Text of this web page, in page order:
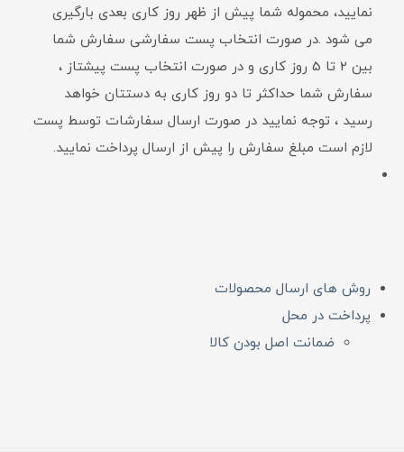
نمایید، محموله شما پیش از ظهر روز کاری بعدی بارگیری
می شود .در صورت انتخاب پست سفارشی سفارش شما
بین 2 تا 5 روز کاری و در صورت انتخاب پست پیشتاز ،
سفارش شما حداکثر تا دو روز کاری به دستتان خواهد
رسید ، توجه نمایید در صورت ارسال سفارشات توسط پست
لازم است مبلغ سفارش را پیش از ارسال پرداخت نمایید.
روش های ارسال محصولات
پرداخت در محل
ضمانت اصل بودن کالا